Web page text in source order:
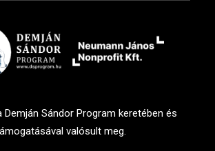
Demján Sándor Program keretében és
valósult meg.